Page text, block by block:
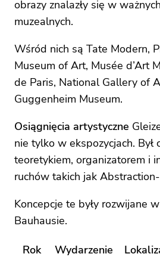
obrazy znalazły się w
muzealnych.
Wśród nich są Tate Modern,
Museum of Art, Musée d’Art
de Paris, National Gallery of
Guggenheim Museum.
Osiągnięcia artystyczne
nie tylko w ekspozycjach. Był
teoretykiem, organizatorem i
ruchów takich jak
Koncepcje te były rozwijane
Bauhausie.
Rok Wydarzenie